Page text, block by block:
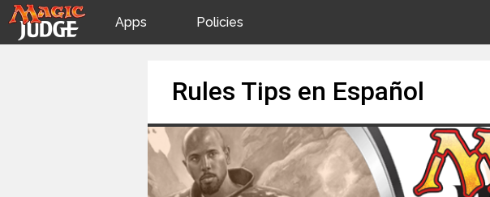
Apps
Judges
Policies
Rules Tips en Español